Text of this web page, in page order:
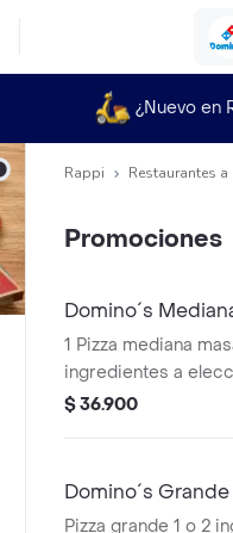
¿Nuevo en
Rappi Restaurantes
Promociones
Domino´s
1 Pizza mediana
ingredientes a
$ 36.900
Domino´s Grande
Pizza grande 1 o 2